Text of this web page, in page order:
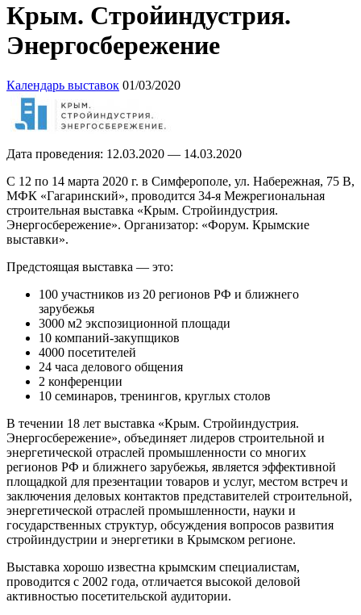
Крым. Стройиндустрия.
Энергосбережение
Календарь выставок 01/03/2020
Дата проведения: 12.03.2020 — 14.03.2020
С 12 по 14 марта 2020 г. в Симферополе, ул. Набережная, 75 В,
МФК «Гагаринский», проводится 34-я Межрегиональная
строительная выставка «Крым. Стройиндустрия.
Энергосбережение». Организатор: «Форум. Крымские
выставки».
Предстоящая выставка — это:
100 участников из 20 регионов РФ и ближнего
зарубежья
3000 м2 экспозиционной площади
10 компаний-закупщиков
4000 посетителей
24 часа делового общения
2 конференции
10 семинаров, тренингов, круглых столов
В течении 18 лет выставка «Крым. Стройиндустрия.
Энергосбережение», объединяет лидеров строительной и
энергетической отраслей промышленности со многих
регионов РФ и ближнего зарубежья, является эффективной
площадкой для презентации товаров и услуг, местом встреч и
заключения деловых контактов представителей строительной,
энергетической отраслей промышленности, науки и
государственных структур, обсуждения вопросов развития
стройиндустрии и энергетики в Крымском регионе.
Выставка хорошо известна крымским специалистам,
проводится с 2002 года, отличается высокой деловой
активностью посетительской аудитории.